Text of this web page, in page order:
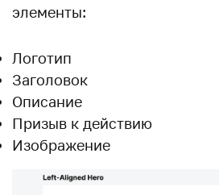
элементы:
Логотип
Заголовок
Описание
Призыв к действию
Изображение